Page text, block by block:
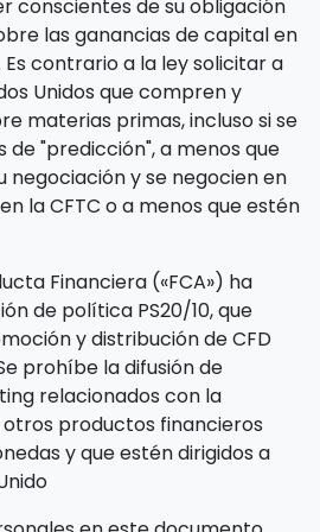
conscientes de su obligación
las ganancias de capital en
contrario a la ley solicitar a
Unidos que compren y
materias primas, incluso si se
"predicción", a menos que
negociación y se negocien en
la CFTC o a menos que estén
Financiera («FCA») ha
de política PS20/10, que
y distribución de CFD
prohíbe la difusión de
relacionados con la
otros productos financieros
y que estén dirigidos a